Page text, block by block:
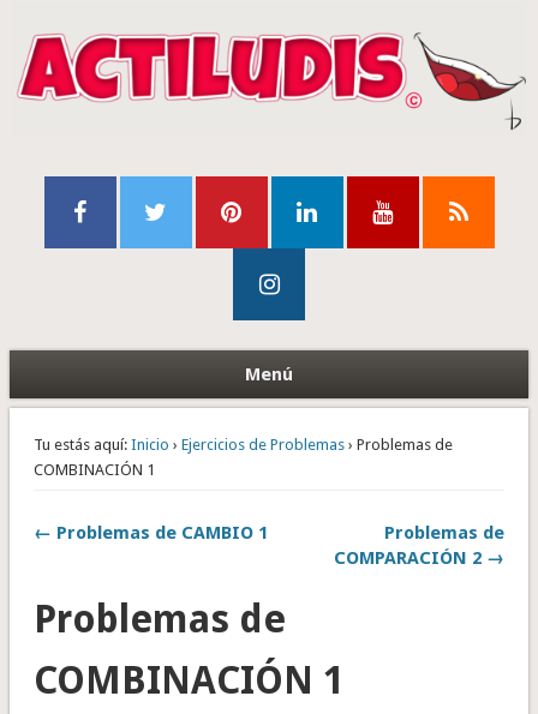
Menú
Tu estás aquí: Inicio › Ejercicios de Problemas› Problemas de
COMBINACIÓN 1
← Problemas de CAMBIO 1
Problemas de
COMPARACIÓN 2 →
Problemas de
COMBINACIÓN 1